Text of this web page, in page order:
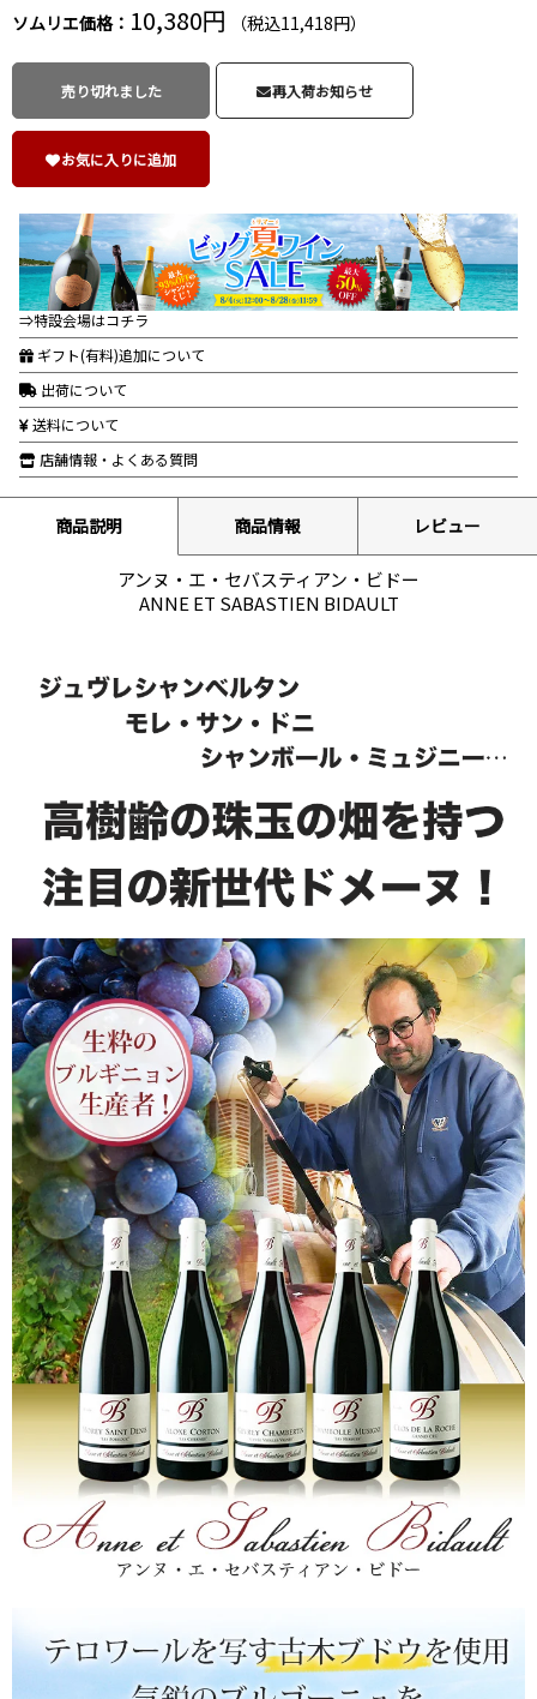
ソムリエ価格： 10,380円 （税込11,418円）
売り切れました 再入荷お知らせ
お気に入りに追加
⇒特設会場はコチラ
ギフト(有料)追加について
出荷について
送料について
店舗情報・よくある質問
商品説明 商品情報 レビュー
アンヌ・エ・セバスティアン・ビドー
ANNE ET SABASTIEN BIDAULT